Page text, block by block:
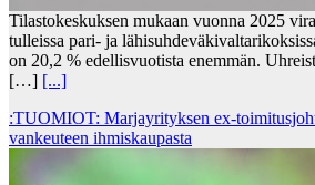
Tilastokeskuksen mukaan vuonna 2025
tulleissa pari- ja
on 20,2 % edellisvuotista enemmän.
[…] [...]
:TUOMIOT: Marjayrityksen ex-
vankeuteen ihmiskaupasta